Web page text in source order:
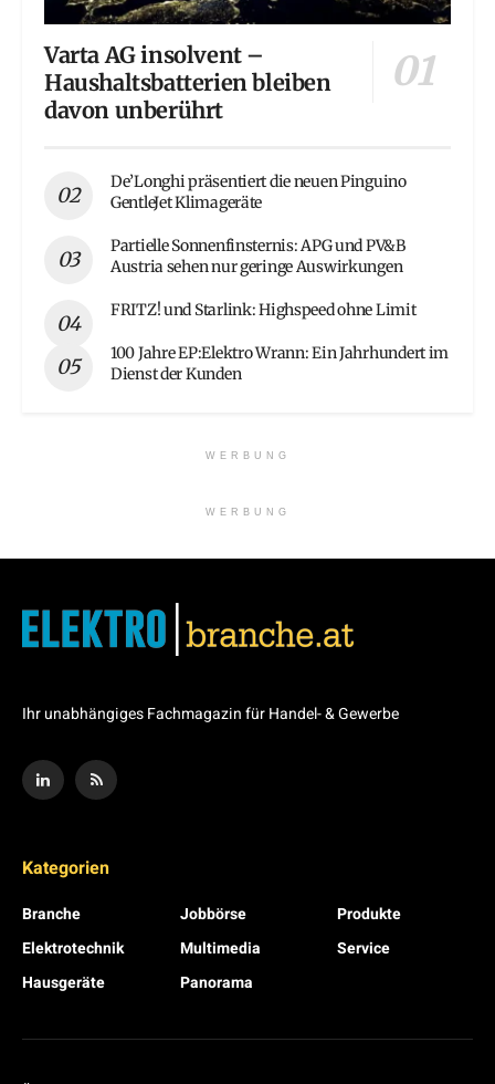
Varta AG insolvent –
Haushaltsbatterien bleiben
davon unberührt
De’Longhi präsentiert die neuen Pinguino
GentleJet Klimageräte
Partielle Sonnenfinsternis: APG und PV&B
Austria sehen nur geringe Auswirkungen
FRITZ! und Starlink: Highspeed ohne Limit
100 Jahre EP:Elektro Wrann: Ein Jahrhundert im
Dienst der Kunden
WERBUNG
WERBUNG
Ihr unabhängiges Fachmagazin für Handel- & Gewerbe
Kategorien
Branche
Elektrotechnik
Hausgeräte
Jobbörse
Multimedia
Panorama
Produkte
Service